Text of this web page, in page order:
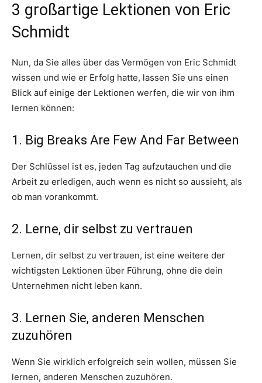
3 großartige Lektionen von Eric
Schmidt
Nun, da Sie alles über das Vermögen von Eric Schmidt
wissen und wie er Erfolg hatte, lassen Sie uns einen
Blick auf einige der Lektionen werfen, die wir von ihm
lernen können:
1. Big Breaks Are Few And Far Between
Der Schlüssel ist es, jeden Tag aufzutauchen und die
Arbeit zu erledigen, auch wenn es nicht so aussieht, als
ob man vorankommt.
2. Lerne, dir selbst zu vertrauen
Lernen, dir selbst zu vertrauen, ist eine weitere der
wichtigsten Lektionen über Führung, ohne die dein
Unternehmen nicht leben kann.
3. Lernen Sie, anderen Menschen
zuzuhören
Wenn Sie wirklich erfolgreich sein wollen, müssen Sie
lernen, anderen Menschen zuzuhören.